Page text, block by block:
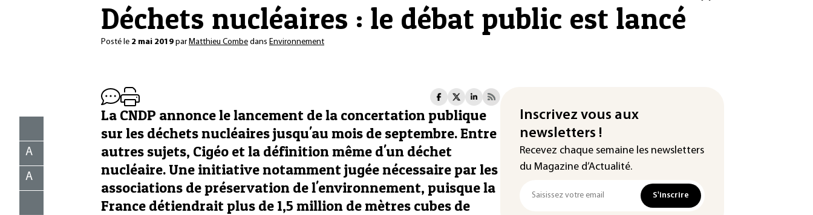
Déchets nucléaires : le débat public est lancé
Posté le 2 mai 2019 parMatthieu Combe dans Environnement
A
A
La CNDP annonce le lancement de la concertation publique
sur les déchets nucléaires jusqu'au mois de septembre. Entre
autres sujets, Cigéo et la définition même d'un déchet
nucléaire. Une initiative notamment jugée nécessaire par les
associations de préservation de l'environnement, puisque la
France détiendrait plus de 1,5 million de mètres cubes de
Inscrivez vous aux
newsletters !
Recevez chaque semaine les newsletters
du Magazine d’Actualité.
S'inscrire